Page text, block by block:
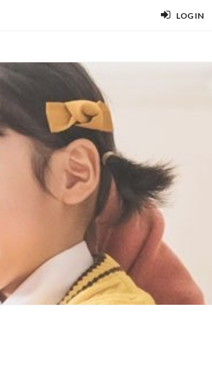
LOG IN